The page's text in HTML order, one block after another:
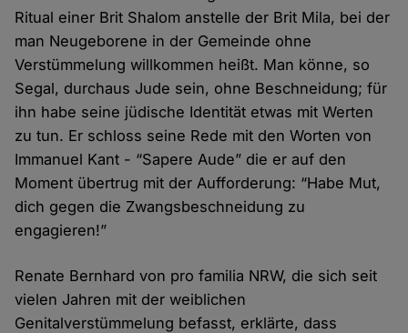
Ritual einer Brit Shalom anstelle der Brit Mila, bei der
man Neugeborene in der Gemeinde ohne
Verstümmelung willkommen heißt. Man könne, so
Segal, durchaus Jude sein, ohne Beschneidung; für
ihn habe seine jüdische Identität etwas mit Werten
zu tun. Er schloss seine Rede mit den Worten von
Immanuel Kant - “Sapere Aude” die er auf den
Moment übertrug mit der Aufforderung: “Habe Mut,
dich gegen die Zwangsbeschneidung zu
engagieren!”
Renate Bernhard von pro familia NRW, die sich seit
vielen Jahren mit der weiblichen
Genitalverstümmelung befasst, erklärte, dass